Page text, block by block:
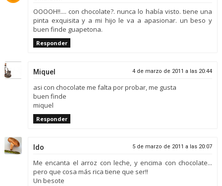
OOOOH!!.... con chocolate?. nunca lo había visto. tiene una
pinta exquisita y a mi hijo le va a apasionar. un beso y
buen finde guapetona.
Responder
Miquel 4 de marzo de 2011 a las 20:44
asi con chocolate me falta por probar, me gusta
buen finde
miquel
Responder
Ido 5 de marzo de 2011 a las 20:07
Me encanta el arroz con leche, y encima con chocolate...
pero que cosa más rica tiene que ser!!
Un besote